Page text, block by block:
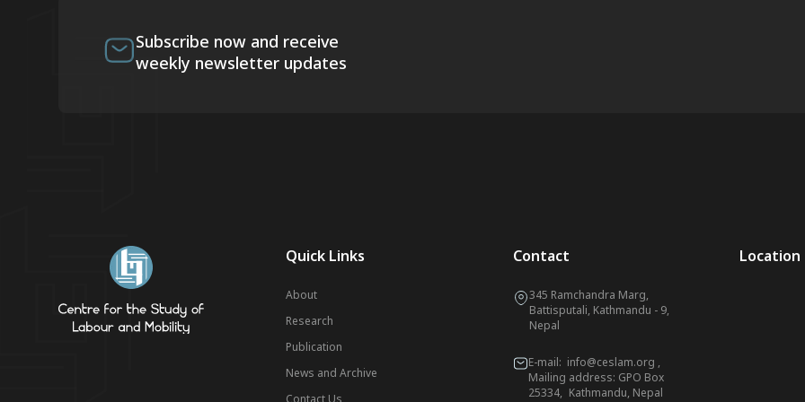
Subscribe now and receive
weekly newsletter updates
Quick Links
About
Research
Publication
News and Archive
Contact Us
Contact
345 Ramchandra Marg,
Battisputali, Kathmandu - 9,
Nepal
E-mail: info@ceslam.org ,
Mailing address: GPO Box
25334, Kathmandu, Nepal
Location